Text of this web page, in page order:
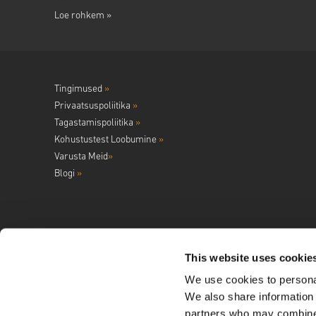
This website uses
We use cookies to
We also share
partners who may
Loe rohkem »
Tingimused »
Privaatsuspoliitika »
Tagastamispoliitika »
Kohustustest Loobumine »
Varusta Meid»
Blogi »